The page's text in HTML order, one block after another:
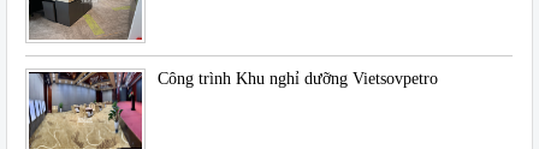
Công trình Khu nghỉ dưỡng Vietsovpetro